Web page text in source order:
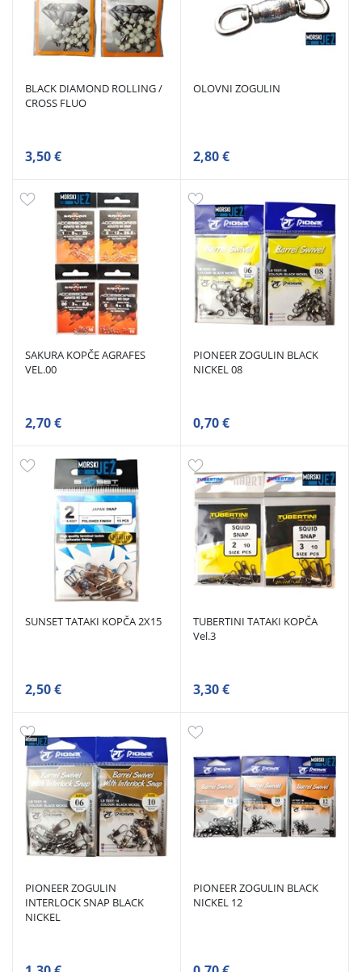
BLACK DIAMOND ROLLING /
CROSS FLUO
3,50 €
OLOVNI ZOGULIN
2,80 €
SAKURA KOPČE AGRAFES
VEL.00
2,70 €
PIONEER ZOGULIN BLACK
NICKEL 08
0,70 €
SUNSET TATAKI KOPČA 2X15
2,50 €
TUBERTINI TATAKI KOPČA
Vel.3
3,30 €
PIONEER ZOGULIN
INTERLOCK SNAP BLACK
NICKEL
PIONEER ZOGULIN BLACK
NICKEL 12